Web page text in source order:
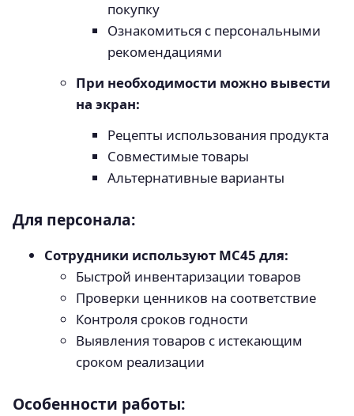
покупку
Ознакомиться с персональными
рекомендациями
При необходимости можно вывести
на экран:
Рецепты использования продукта
Совместимые товары
Альтернативные варианты
Для персонала:
Сотрудники используют MC45 для:
Быстрой инвентаризации товаров
Проверки ценников на соответствие
Контроля сроков годности
Выявления товаров с истекающим
сроком реализации
Особенности работы: